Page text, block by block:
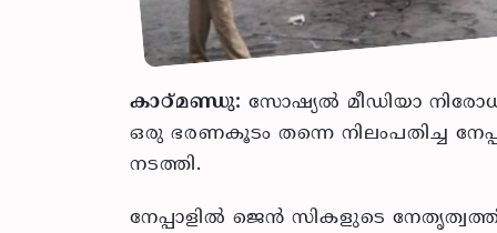
കാഠ്മണ്ഡു: സോഷ്യല്‍ മീഡിയാ
ഒരു ഭരണകൂടം തന്നെ നിലംപതിച്ച
നടത്തി.
നേപ്പാളില്‍ ജെന്‍ സികളുടെ